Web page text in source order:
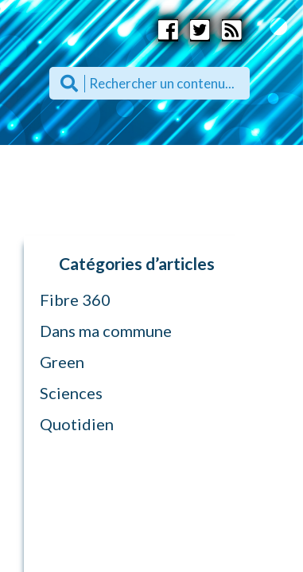
Catégories d’articles
Fibre 360
Dans ma commune
Green
Sciences
Quotidien